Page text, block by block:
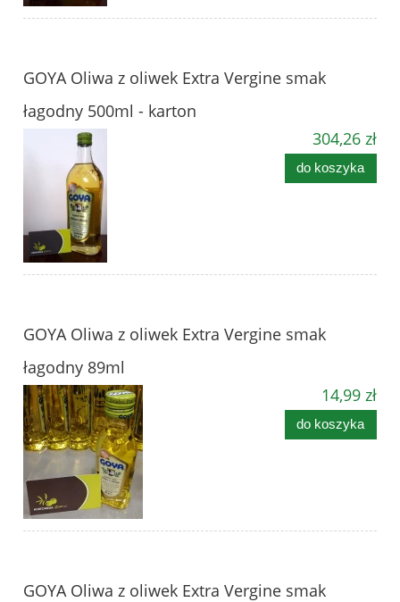
GOYA Oliwa z oliwek Extra Vergine smak
łagodny 500ml - karton
304,26 zł
do koszyka
GOYA Oliwa z oliwek Extra Vergine smak
łagodny 89ml
14,99 zł
do koszyka
GOYA Oliwa z oliwek Extra Vergine smak